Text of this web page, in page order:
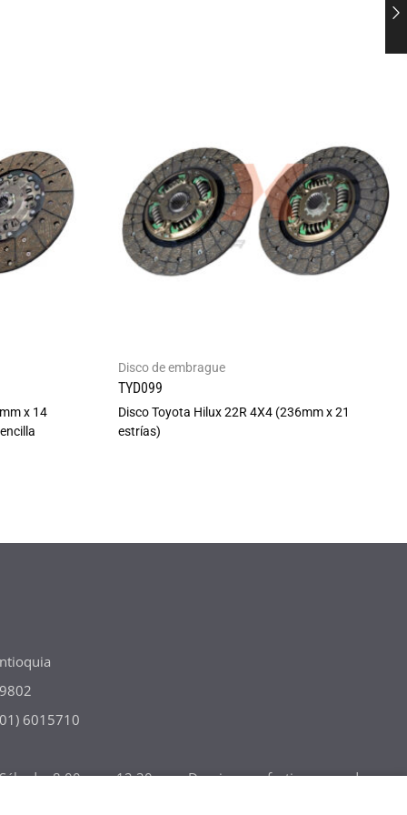
x 14
Disco de embrague
TYD099
Disco Toyota Hilux 22R 4X4 (236mm x 21
estrías)
6015710
8:00 a.m- 12:30 p. m Domingos y festivos cerrado